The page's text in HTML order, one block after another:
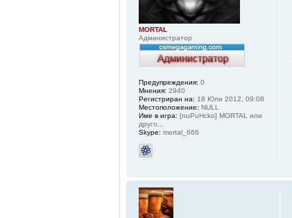
MORTAL
Администратор
Предупреждения: 0
Мнения: 2940
Регистриран на: 18 Юли 2012, 09:08
Местоположение: NULL
Име в игра: [nuPuHcko] MORTAL или
друго...
Skype: mortal_666